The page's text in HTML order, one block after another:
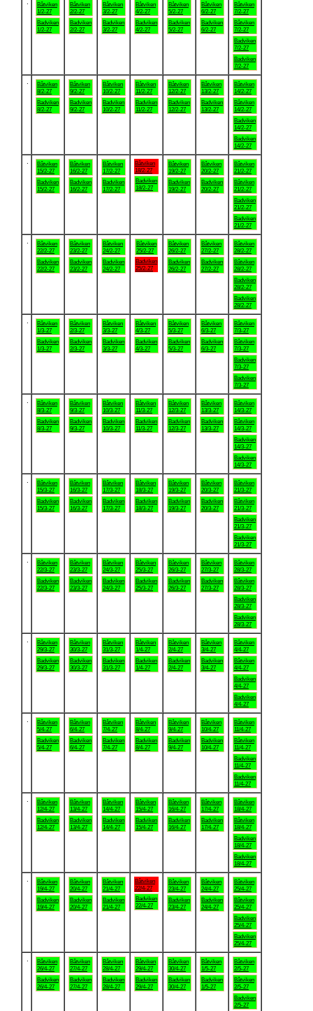
Båtviken
1/2-27
Badviken
1/2-27
Båtviken
2/2-27
Badviken
2/2-27
Båtviken
3/2-27
Badviken
3/2-27
Båtviken
4/2-27
Badviken
4/2-27
Båtviken
5/2-27
Badviken
5/2-27
Båtviken
6/2-27
Badviken
6/2-27
Båtviken
7/2-27
Båtviken
7/2-27
Badviken
7/2-27
Badviken
7/2-27
Båtviken
8/2-27
Badviken
8/2-27
Båtviken
9/2-27
Badviken
9/2-27
Båtviken
10/2-27
Badviken
10/2-27
Båtviken
11/2-27
Badviken
11/2-27
Båtviken
12/2-27
Badviken
12/2-27
Båtviken
13/2-27
Badviken
13/2-27
Båtviken
14/2-27
Båtviken
14/2-27
Badviken
14/2-27
Badviken
14/2-27
Båtviken
15/2-27
Badviken
15/2-27
Båtviken
16/2-27
Badviken
16/2-27
Båtviken
17/2-27
Badviken
17/2-27
Båtviken
18/2-27
Badviken
18/2-27
Båtviken
19/2-27
Badviken
19/2-27
Båtviken
20/2-27
Badviken
20/2-27
Båtviken
21/2-27
Båtviken
21/2-27
Badviken
21/2-27
Badviken
21/2-27
Båtviken
22/2-27
Badviken
22/2-27
Båtviken
23/2-27
Badviken
23/2-27
Båtviken
24/2-27
Badviken
24/2-27
Båtviken
25/2-27
Badviken
25/2-27
Båtviken
26/2-27
Badviken
26/2-27
Båtviken
27/2-27
Badviken
27/2-27
Båtviken
28/2-27
Båtviken
28/2-27
Badviken
28/2-27
Badviken
28/2-27
Båtviken
1/3-27
Badviken
1/3-27
Båtviken
2/3-27
Badviken
2/3-27
Båtviken
3/3-27
Badviken
3/3-27
Båtviken
4/3-27
Badviken
4/3-27
Båtviken
5/3-27
Badviken
5/3-27
Båtviken
6/3-27
Badviken
6/3-27
Båtviken
7/3-27
Båtviken
7/3-27
Badviken
7/3-27
Badviken
7/3-27
Båtviken
8/3-27
Badviken
8/3-27
Båtviken
9/3-27
Badviken
9/3-27
Båtviken
10/3-27
Badviken
10/3-27
Båtviken
11/3-27
Badviken
11/3-27
Båtviken
12/3-27
Badviken
12/3-27
Båtviken
13/3-27
Badviken
13/3-27
Båtviken
14/3-27
Båtviken
14/3-27
Badviken
14/3-27
Badviken
14/3-27
Båtviken
15/3-27
Badviken
15/3-27
Båtviken
16/3-27
Badviken
16/3-27
Båtviken
17/3-27
Badviken
17/3-27
Båtviken
18/3-27
Badviken
18/3-27
Båtviken
19/3-27
Badviken
19/3-27
Båtviken
20/3-27
Badviken
20/3-27
Båtviken
21/3-27
Båtviken
21/3-27
Badviken
21/3-27
Badviken
21/3-27
Båtviken
22/3-27
Badviken
22/3-27
Båtviken
23/3-27
Badviken
23/3-27
Båtviken
24/3-27
Badviken
24/3-27
Båtviken
25/3-27
Badviken
25/3-27
Båtviken
26/3-27
Badviken
26/3-27
Båtviken
27/3-27
Badviken
27/3-27
Båtviken
28/3-27
Båtviken
28/3-27
Badviken
28/3-27
Badviken
28/3-27
Båtviken
29/3-27
Badviken
29/3-27
Båtviken
30/3-27
Badviken
30/3-27
Båtviken
31/3-27
Badviken
31/3-27
Båtviken
1/4-27
Badviken
1/4-27
Båtviken
2/4-27
Badviken
2/4-27
Båtviken
3/4-27
Badviken
3/4-27
Båtviken
4/4-27
Båtviken
4/4-27
Badviken
4/4-27
Badviken
4/4-27
Båtviken
5/4-27
Badviken
5/4-27
Båtviken
6/4-27
Badviken
6/4-27
Båtviken
7/4-27
Badviken
7/4-27
Båtviken
8/4-27
Badviken
8/4-27
Båtviken
9/4-27
Badviken
9/4-27
Båtviken
10/4-27
Badviken
10/4-27
Båtviken
11/4-27
Båtviken
11/4-27
Badviken
11/4-27
Badviken
11/4-27
Båtviken
12/4-27
Badviken
12/4-27
Båtviken
13/4-27
Badviken
13/4-27
Båtviken
14/4-27
Badviken
14/4-27
Båtviken
15/4-27
Badviken
15/4-27
Båtviken
16/4-27
Badviken
16/4-27
Båtviken
17/4-27
Badviken
17/4-27
Båtviken
18/4-27
Båtviken
18/4-27
Badviken
18/4-27
Badviken
18/4-27
Båtviken
19/4-27
Badviken
19/4-27
Båtviken
20/4-27
Badviken
20/4-27
Båtviken
21/4-27
Badviken
21/4-27
Båtviken
22/4-27
Badviken
22/4-27
Båtviken
23/4-27
Badviken
23/4-27
Båtviken
24/4-27
Badviken
24/4-27
Båtviken
25/4-27
Båtviken
25/4-27
Badviken
25/4-27
Badviken
25/4-27
Båtviken
26/4-27
Badviken
26/4-27
Båtviken
27/4-27
Badviken
27/4-27
Båtviken
28/4-27
Badviken
28/4-27
Båtviken
29/4-27
Badviken
29/4-27
Båtviken
30/4-27
Badviken
30/4-27
Båtviken
1/5-27
Badviken
1/5-27
Båtviken
2/5-27
Båtviken
2/5-27
Badviken
2/5-27